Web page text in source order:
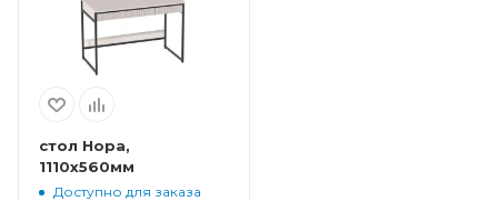
стол Нора,
1110x560мм
Доступно для заказа